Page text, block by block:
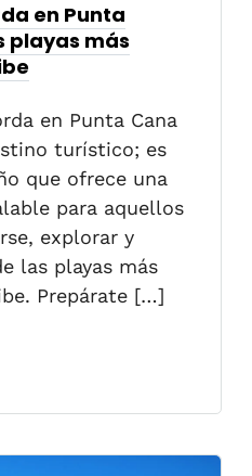
en Punta
playas más
en Punta Cana
turístico; es
que ofrece una
para aquellos
explorar y
las playas más
Prepárate […]